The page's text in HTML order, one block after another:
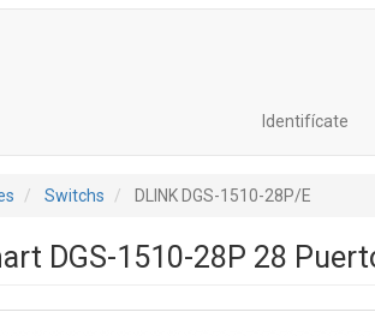
Identifícate
Switchs DLINK DGS-1510-28P/E
DGS-1510-28P 28